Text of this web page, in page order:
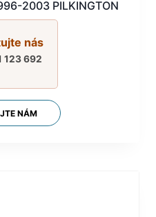
2003 PILKINGTON
nás
123 692
NÁM